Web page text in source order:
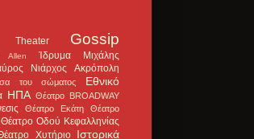
Theater Gossip
Allen
Ίδρυμα Μιχάλης
Νιάρχος Ακρόπολη
του σώματος
Εθνικό
ΗΠΑ Θέατρο BROADWAY
Θέατρο Εκάτη
Θέατρο
Θέατρο Οδού Κεφαλληνίας
Χυτήριο Ιστορικά